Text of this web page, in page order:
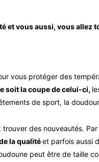
et vous aussi, vous allez
vous protéger des
soit la coupe de celui-ci,
de sport, la
des nouveautés.
la qualitéet parfois aussi
peut être de taille